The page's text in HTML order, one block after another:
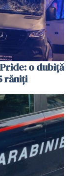
o dubiță
răniți